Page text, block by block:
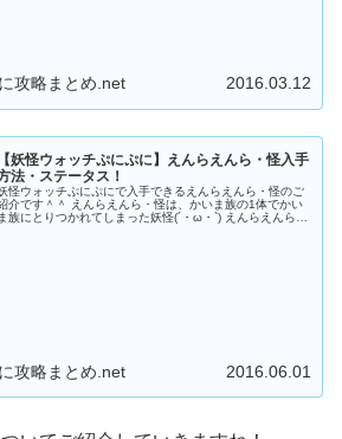
攻略まとめ.net 2016.03.12
【妖怪ウォッチぷにぷに】えんらえんら・怪入手
法・ステータス！
怪ウォッチぷにぷにで入手できるえんらえんら・怪のご
介です＾＾ えんらえんら・怪は、かいま族の1体でかい
ま族にとりつかれてしまった妖怪(´・ω・`) えんらえんら・
攻略まとめ.net 2016.06.01